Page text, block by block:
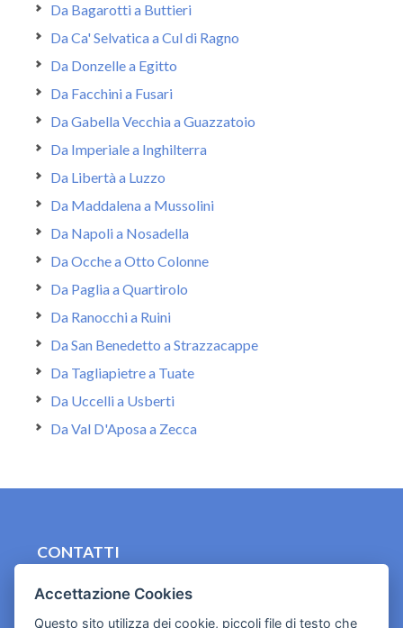
Da Bagarotti a Buttieri
Da Ca' Selvatica a Cul di Ragno
Da Donzelle a Egitto
Da Facchini a Fusari
Da Gabella Vecchia a Guazzatoio
Da Imperiale a Inghilterra
Da Libertà a Luzzo
Da Maddalena a Mussolini
Da Napoli a Nosadella
Da Ocche a Otto Colonne
Da Paglia a Quartirolo
Da Ranocchi a Ruini
Da San Benedetto a Strazzacappe
Da Tagliapietre a Tuate
Da Uccelli a Usberti
Da Val D'Aposa a Zecca
CONTATTI
Cookies e informativa privacy
Accettazione Cookies
Questo sito utilizza dei cookie, piccoli file di testo che